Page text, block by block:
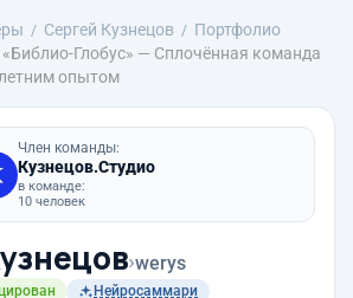
Сергей Кузнецов
Портфолио
Глобус» — Сплочённая команда
опытом
Член команды:
Кузнецов.Студио
в команде:
10 человек
›werys
Нейросаммари